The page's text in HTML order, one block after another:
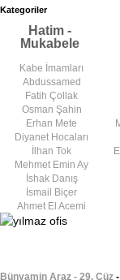
Kategoriler
Hatim -
Mukabele
Kabe İmamları
Abdussamed
Fatih Çollak
Osman Şahin
Erhan Mete
Diyanet Hocaları
İlhan Tok
Mehmet Emin Ay
İshak Danış
İsmail Biçer
Ahmet El Acemi
Bünyamin Araz - 29. Cüz